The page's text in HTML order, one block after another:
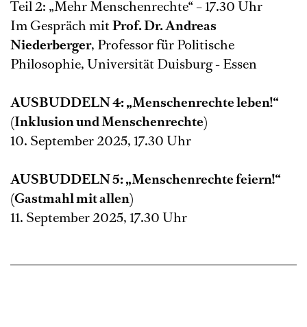
Teil 2: „Mehr Menschenrechte“ – 17.30 Uhr
Im Gespräch mitProf. Dr. Andreas
Niederberger, Professor für Politische
Philosophie, Universität Duisburg - Essen
AUSBUDDELN 4: „Menschenrechte leben!“
(Inklusion und Menschenrechte)
10. September 2025, 17.30 Uhr
AUSBUDDELN 5: „Menschenrechte feiern!“
(Gastmahl mit allen)
11. September 2025, 17.30 Uhr